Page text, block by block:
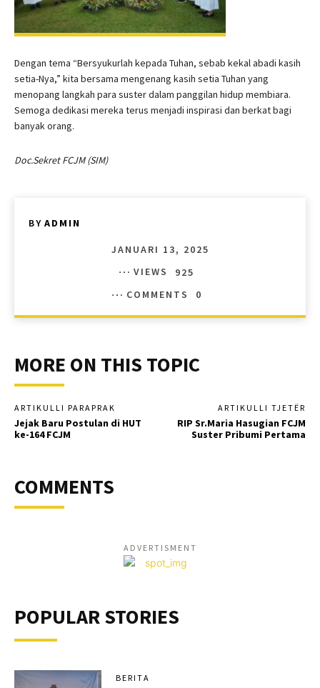
Dengan tema “Bersyukurlah kepada Tuhan, sebab kekal abadi kasih
setia-Nya,” kita bersama mengenang kasih setia Tuhan yang
menopang langkah para suster dalam panggilan hidup membiara.
Semoga dedikasi mereka terus menjadi inspirasi dan berkat bagi
banyak orang.
Doc.Sekret FCJM (SIM)
BY ADMIN
JANUARI 13, 2025
VIEWS
925
COMMENTS
0
MORE ON THIS TOPIC
ARTIKULLI PARAPRAK
Jejak Baru Postulan di HUT
ke-164 FCJM
ARTIKULLI TJETËR
RIP Sr.Maria Hasugian FCJM
Suster Pribumi Pertama
COMMENTS
ADVERTISMENT
POPULAR STORIES
BERITA